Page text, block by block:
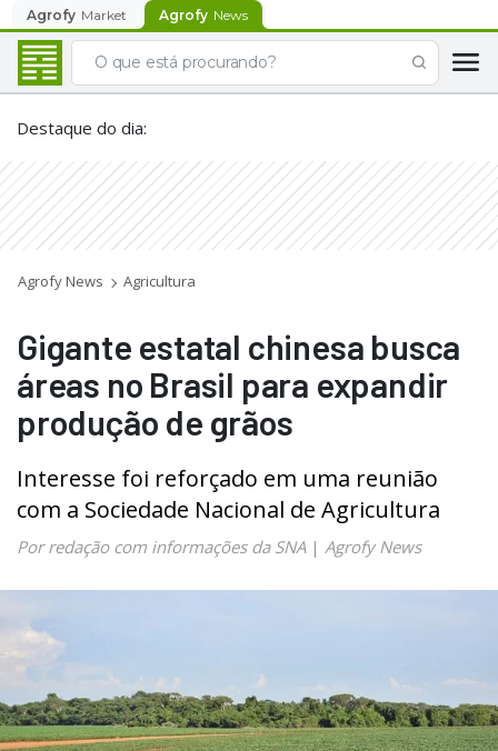
Agrofy Market Agrofy News
Destaque do dia:
Agrofy News Agricultura
Gigante estatal chinesa busca
áreas no Brasil para expandir
produção de grãos
Interesse foi reforçado em uma reunião
com a Sociedade Nacional de Agricultura
Por redação com informações da SNA| Agrofy News